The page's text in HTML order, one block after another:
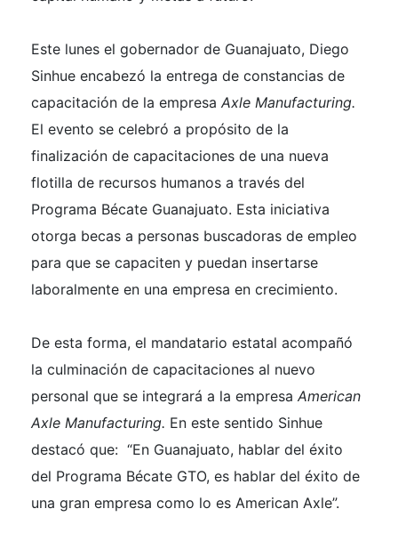
Este lunes el gobernador de Guanajuato, Diego
Sinhue encabezó la entrega de constancias de
capacitación de la empresa Axle Manufacturing.
El evento se celebró a propósito de la
finalización de capacitaciones de una nueva
flotilla de recursos humanos a través del
Programa Bécate Guanajuato. Esta iniciativa
otorga becas a personas buscadoras de empleo
para que se capaciten y puedan insertarse
laboralmente en una empresa en crecimiento.
De esta forma, el mandatario estatal acompañó
la culminación de capacitaciones al nuevo
personal que se integrará a la empresa American
Axle Manufacturing. En este sentido Sinhue
destacó que: “En Guanajuato, hablar del éxito
del Programa Bécate GTO, es hablar del éxito de
una gran empresa como lo es American Axle”.